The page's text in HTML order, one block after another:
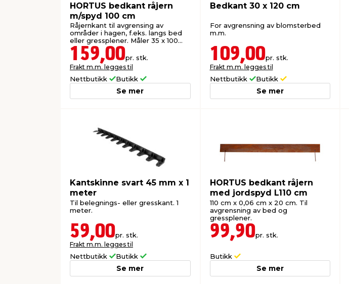
HORTUS bedkant råjern
m/spyd 100 cm
Råjernkant til avgrensing av
områder i hagen, f.eks. langs bed
eller gressplener. Måler 35 x 100
cm.
159,00pr. stk.
Frakt m.m. legges til
Nettbutikk Butikk
Se mer
Bedkant 30 x 120 cm
For avgrensning av blomsterbed
m.m.
109,00pr. stk.
Frakt m.m. legges til
Nettbutikk Butikk
Se mer
Kantskinne svart 45 mm x 1
meter
Til belegnings- eller gresskant. 1
meter.
59,00pr. stk.
Frakt m.m. legges til
Nettbutikk Butikk
Se mer
HORTUS bedkant råjern
med jordspyd L110 cm
110 cm x 0,06 cm x 20 cm. Til
avgrensning av bed og
gressplener.
99,90pr. stk.
Butikk
Se mer